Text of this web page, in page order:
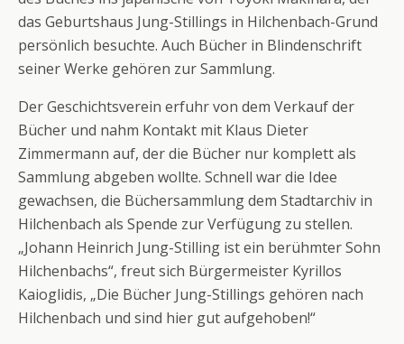
das Geburtshaus Jung-Stillings in Hilchenbach-Grund
persönlich besuchte. Auch Bücher in Blindenschrift
seiner Werke gehören zur Sammlung.
Der Geschichtsverein erfuhr von dem Verkauf der
Bücher und nahm Kontakt mit Klaus Dieter
Zimmermann auf, der die Bücher nur komplett als
Sammlung abgeben wollte. Schnell war die Idee
gewachsen, die Büchersammlung dem Stadtarchiv in
Hilchenbach als Spende zur Verfügung zu stellen.
„Johann Heinrich Jung-Stilling ist ein berühmter Sohn
Hilchenbachs“, freut sich Bürgermeister Kyrillos
Kaioglidis, „Die Bücher Jung-Stillings gehören nach
Hilchenbach und sind hier gut aufgehoben!“